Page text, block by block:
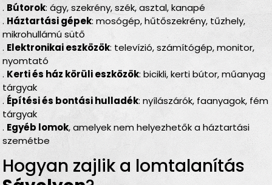
. Bútorok: ágy, szekrény, szék, asztal, kanapé
. Háztartási gépek: mosógép, hűtőszekrény, tűzhely,
mikrohullámú sütő
. Elektronikai eszközök: televízió, számítógép, monitor,
nyomtató
. Kerti és ház körüli eszközök: bicikli, kerti bútor, műanyag
tárgyak
. Építési és bontási hulladék: nyílászárók, faanyagok, fém
tárgyak
. Egyéb lomok, amelyek nem helyezhetők a háztartási
szemétbe
Hogyan zajlik a lomtalanítás